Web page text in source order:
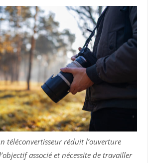
téléconvertisseur réduit l’ouverture
associé et nécessite de travailler